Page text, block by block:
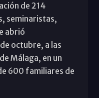
de 214
seminaristas,
abrió
octubre, a las
Málaga, en un
600 familiares de